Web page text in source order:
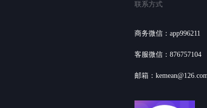
联系方式
商务微信：app996211
客服微信：876757104
邮箱：